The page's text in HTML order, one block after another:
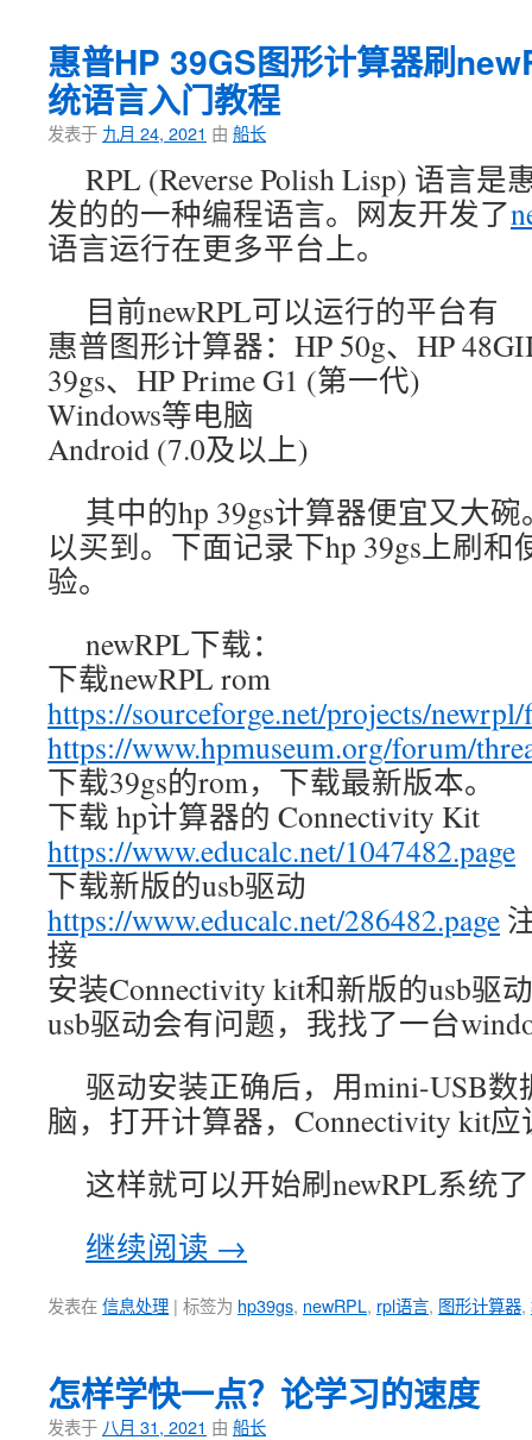
惠普HP 39GS图形计算器刷
统语言入门教程
发表于 九月 24, 2021 由 船长
RPL (Reverse Polish Lisp) 语言
发的的一种编程语言。网友开发了
语言运行在更多平台上。
目前newRPL可以运行的平台有
惠普图形计算器：HP 50g、HP
39gs、HP Prime G1 (第一代)
Windows等电脑
Android (7.0及以上)
其中的hp 39gs计算器便宜又大
以买到。下面记录下hp 39gs上刷和
验。
newRPL下载：
下载newRPL rom
https://sourceforge.net/projects/
https://www.hpmuseum.org/forum/
下载39gs的rom，下载最新版本。
下载 hp计算器的 Connectivity Kit
https://www.educalc.net/1047482.page
下载新版的usb驱动
https://www.educalc.net/286482.page
接
安装Connectivity kit和新版的usb驱
usb驱动会有问题，我找了一台
驱动安装正确后，用mini-USB
脑，打开计算器，Connectivity kit
这样就可以开始刷newRPL系统
继续阅读 →
发表在信息处理 | 标签为 hp39gs, newRPL, rpl语言, 图形计算器,
怎样学快一点？论学习的速度
发表于 八月 31, 2021 由 船长